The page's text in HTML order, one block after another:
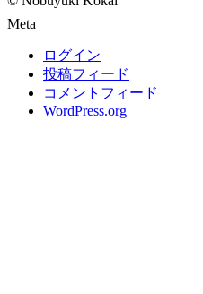
Meta
ログイン
投稿フィード
コメントフィード
WordPress.org